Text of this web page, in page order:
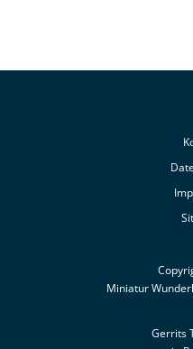
Miniatur
Gerrits